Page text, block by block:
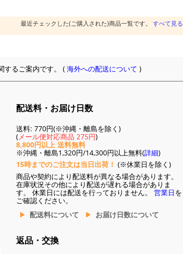
最近チェックした(ご購入された)商品一覧です。 すべて見る
するご案内です。 (海外への配送について )
配送料・お届け日数
送料: 770円(※沖縄・離島を除く)
(メール便対応商品 275円)
8,800円以上 送料無料
※沖縄・離島1,320円/14,300円以上無料(詳細)
15時までのご注文は当日出荷！ (※休業日を除く)
商品や契約により配送料が異なる場合があります。
在庫状況その他により配送が遅れる場合がありま
す。 休業日には配送を行っておりません。 営業日を
ご確認ください。
配送料について
お届け日数について
返品・交換